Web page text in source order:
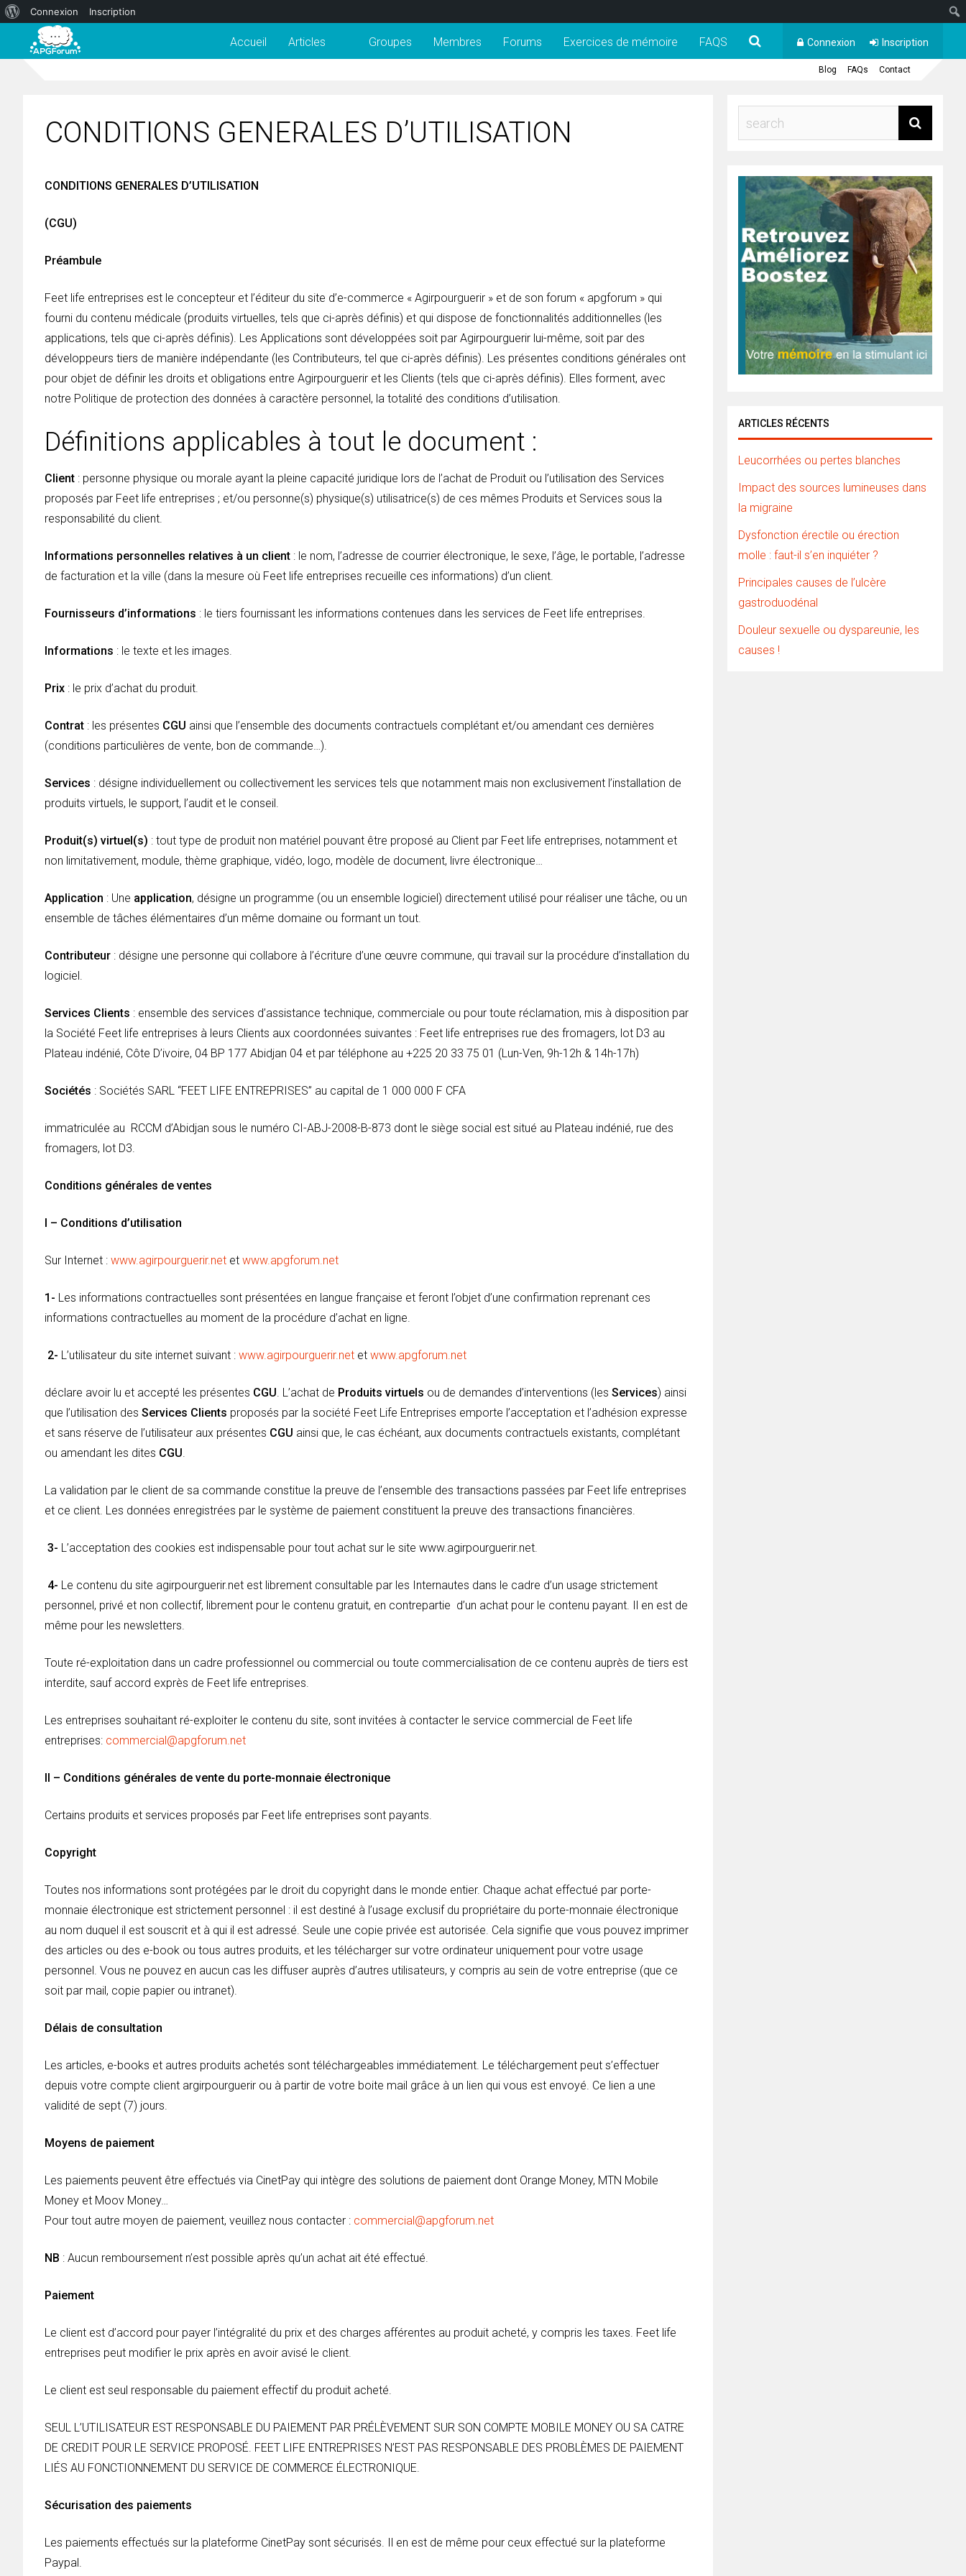
Accueil Articles Groupes Membres Forums Exercices de mémoire FAQS Connexion Inscription
Blog FAQs Contact
CONDITIONS GENERALES D’UTILISATION
CONDITIONS GENERALES D’UTILISATION
(CGU)
Préambule
Feet life entreprises est le concepteur et l’éditeur du site d’e-commerce « Agirpourguerir » et de son forum « apgforum » qui
fourni du contenu médicale (produits virtuelles, tels que ci-après définis) et qui dispose de fonctionnalités additionnelles (les
applications, tels que ci-après définis). Les Applications sont développées soit par Agirpourguerir lui-même, soit par des
développeurs tiers de manière indépendante (les Contributeurs, tel que ci-après définis). Les présentes conditions générales ont
pour objet de définir les droits et obligations entre Agirpourguerir et les Clients (tels que ci-après définis). Elles forment, avec
notre Politique de protection des données à caractère personnel, la totalité des conditions d’utilisation.
Définitions applicables à tout le document :
Client : personne physique ou morale ayant la pleine capacité juridique lors de l’achat de Produit ou l’utilisation des Services
proposés par Feet life entreprises ; et/ou personne(s) physique(s) utilisatrice(s) de ces mêmes Produits et Services sous la
responsabilité du client.
Informations personnelles relatives à un client : le nom, l’adresse de courrier électronique, le sexe, l’âge, le portable, l’adresse
de facturation et la ville (dans la mesure où Feet life entreprises recueille ces informations) d’un client.
Fournisseurs d’informations : le tiers fournissant les informations contenues dans les services de Feet life entreprises.
Informations : le texte et les images.
Prix : le prix d’achat du produit.
Contrat : les présentes CGU ainsi que l’ensemble des documents contractuels complétant et/ou amendant ces dernières
(conditions particulières de vente, bon de commande…).
Services : désigne individuellement ou collectivement les services tels que notamment mais non exclusivement l’installation de
produits virtuels, le support, l’audit et le conseil.
Produit(s) virtuel(s) : tout type de produit non matériel pouvant être proposé au Client par Feet life entreprises, notamment et
non limitativement, module, thème graphique, vidéo, logo, modèle de document, livre électronique…
Application : Une application, désigne un programme (ou un ensemble logiciel) directement utilisé pour réaliser une tâche, ou un
ensemble de tâches élémentaires d’un même domaine ou formant un tout.
Contributeur : désigne une personne qui collabore à l’écriture d’une œuvre commune, qui travail sur la procédure d’installation du
logiciel.
Services Clients : ensemble des services d’assistance technique, commerciale ou pour toute réclamation, mis à disposition par
la Société Feet life entreprises à leurs Clients aux coordonnées suivantes : Feet life entreprises rue des fromagers, lot D3 au
Plateau indénié, Côte D’ivoire, 04 BP 177 Abidjan 04 et par téléphone au +225 20 33 75 01 (Lun-Ven, 9h-12h & 14h-17h)
Sociétés : Sociétés SARL “FEET LIFE ENTREPRISES” au capital de 1 000 000 F CFA
immatriculée au RCCM d’Abidjan sous le numéro CI-ABJ-2008-B-873 dont le siège social est situé au Plateau indénié, rue des
fromagers, lot D3.
Conditions générales de ventes
I – Conditions d’utilisation
Sur Internet : www.agirpourguerir.net et www.apgforum.net
1- Les informations contractuelles sont présentées en langue française et feront l’objet d’une confirmation reprenant ces
informations contractuelles au moment de la procédure d’achat en ligne.
2- L’utilisateur du site internet suivant : www.agirpourguerir.net et www.apgforum.net
déclare avoir lu et accepté les présentes CGU. L’achat de Produits virtuels ou de demandes d’interventions (les Services) ainsi
que l’utilisation des Services Clients proposés par la société Feet Life Entreprises emporte l’acceptation et l’adhésion expresse
et sans réserve de l’utilisateur aux présentes CGU ainsi que, le cas échéant, aux documents contractuels existants, complétant
ou amendant les dites CGU.
La validation par le client de sa commande constitue la preuve de l’ensemble des transactions passées par Feet life entreprises
et ce client. Les données enregistrées par le système de paiement constituent la preuve des transactions financières.
3- L’acceptation des cookies est indispensable pour tout achat sur le site www.agirpourguerir.net.
4- Le contenu du site agirpourguerir.net est librement consultable par les Internautes dans le cadre d’un usage strictement
personnel, privé et non collectif, librement pour le contenu gratuit, en contrepartie d’un achat pour le contenu payant. Il en est de
même pour les newsletters.
Toute ré-exploitation dans un cadre professionnel ou commercial ou toute commercialisation de ce contenu auprès de tiers est
interdite, sauf accord exprès de Feet life entreprises.
Les entreprises souhaitant ré-exploiter le contenu du site, sont invitées à contacter le service commercial de Feet life
entreprises: commercial@apgforum.net
II – Conditions générales de vente du porte-monnaie électronique
Certains produits et services proposés par Feet life entreprises sont payants.
Copyright
Toutes nos informations sont protégées par le droit du copyright dans le monde entier. Chaque achat effectué par porte-
monnaie électronique est strictement personnel : il est destiné à l’usage exclusif du propriétaire du porte-monnaie électronique
au nom duquel il est souscrit et à qui il est adressé. Seule une copie privée est autorisée. Cela signifie que vous pouvez imprimer
des articles ou des e-book ou tous autres produits, et les télécharger sur votre ordinateur uniquement pour votre usage
personnel. Vous ne pouvez en aucun cas les diffuser auprès d’autres utilisateurs, y compris au sein de votre entreprise (que ce
soit par mail, copie papier ou intranet).
Délais de consultation
Les articles, e-books et autres produits achetés sont téléchargeables immédiatement. Le téléchargement peut s’effectuer
depuis votre compte client argirpourguerir ou à partir de votre boite mail grâce à un lien qui vous est envoyé. Ce lien a une
validité de sept (7) jours.
Moyens de paiement
Les paiements peuvent être effectués via CinetPay qui intègre des solutions de paiement dont Orange Money, MTN Mobile
Money et Moov Money…
Pour tout autre moyen de paiement, veuillez nous contacter : commercial@apgforum.net
NB : Aucun remboursement n’est possible après qu’un achat ait été effectué.
Paiement
Le client est d’accord pour payer l’intégralité du prix et des charges afférentes au produit acheté, y compris les taxes. Feet life
entreprises peut modifier le prix après en avoir avisé le client.
Le client est seul responsable du paiement effectif du produit acheté.
SEUL L’UTILISATEUR EST RESPONSABLE DU PAIEMENT PAR PRÉLÈVEMENT SUR SON COMPTE MOBILE MONEY OU SA CATRE
DE CREDIT POUR LE SERVICE PROPOSÉ. FEET LIFE ENTREPRISES N’EST PAS RESPONSABLE DES PROBLÈMES DE PAIEMENT
LIÉS AU FONCTIONNEMENT DU SERVICE DE COMMERCE ÉLECTRONIQUE.
Sécurisation des paiements
Les paiements effectués sur la plateforme CinetPay sont sécurisés. Il en est de même pour ceux effectué sur la plateforme
Paypal.
ARTICLES RÉCENTS
Leucorrhées ou pertes blanches
Impact des sources lumineuses dans
la migraine
Dysfonction érectile ou érection
molle : faut-il s’en inquiéter ?
Principales causes de l’ulcère
gastroduodénal
Douleur sexuelle ou dyspareunie, les
causes !
propos
de
Connexion Inscription